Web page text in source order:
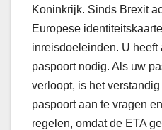
Koninkrijk. Sinds Brexit
Europese
inreisdoeleinden. U heeft
paspoort nodig. Als uw
verloopt, is het
paspoort aan te vragen
regelen, omdat de ETA